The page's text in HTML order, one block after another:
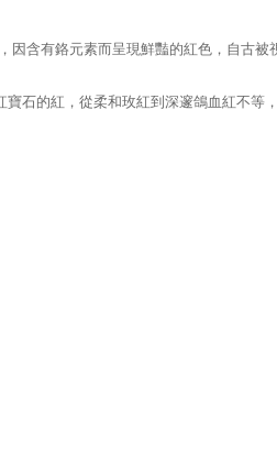
因含有鉻元素而呈現鮮豔的紅色，自古
寶石的紅，從柔和玫紅到深邃鴿血紅不等